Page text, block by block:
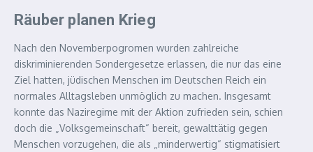
Räuber planen Krieg
Nach den Novemberpogromen wurden zahlreiche
diskriminierenden Sondergesetze erlassen, die nur das eine
Ziel hatten, jüdischen Menschen im Deutschen Reich ein
normales Alltagsleben unmöglich zu machen. Insgesamt
konnte das Naziregime mit der Aktion zufrieden sein, schien
doch die „Volksgemeinschaft“ bereit, gewalttätig gegen
Menschen vorzugehen, die als „minderwertig“ stigmatisiert